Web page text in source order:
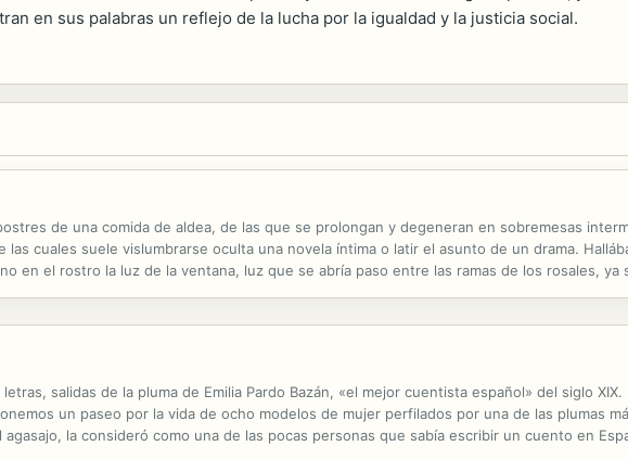
en sus palabras un reflejo de la lucha por la igualdad y la justicia social.
de una comida de aldea, de las que se prolongan y degeneran en sobremesas
las cuales suele vislumbrarse oculta una novela íntima o latir el asunto de un drama.
en el rostro la luz de la ventana, luz que se abría paso entre las ramas de los rosales, ya
salidas de la pluma de Emilia Pardo Bazán, «el mejor cuentista español» del siglo
un paseo por la vida de ocho modelos de mujer perfilados por una de las plumas
agasajo, la consideró como una de las pocas personas que sabía escribir un cuento en